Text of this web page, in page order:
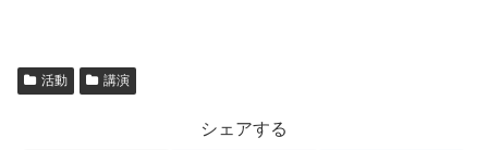
活動 講演
シェアする